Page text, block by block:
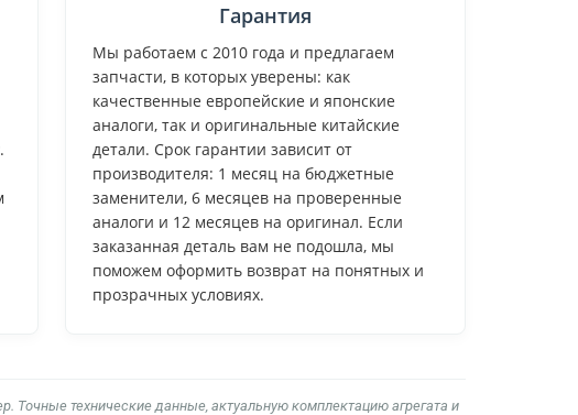
Гарантия
Мы работаем с 2010 года и предлагаем
запчасти, в которых уверены: как
качественные европейские и японские
аналоги, так и оригинальные китайские
детали. Срок гарантии зависит от
производителя: 1 месяц на бюджетные
заменители, 6 месяцев на проверенные
аналоги и 12 месяцев на оригинал. Если
заказанная деталь вам не подошла, мы
поможем оформить возврат на понятных и
прозрачных условиях.
Точные технические данные, актуальную комплектацию агрегата и